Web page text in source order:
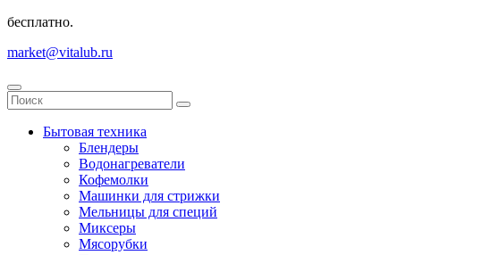
бесплатно.
market@vitalub.ru
Бытовая техника
Блендеры
Водонагреватели
Кофемолки
Машинки для стрижки
Мельницы для специй
Миксеры
Мясорубки